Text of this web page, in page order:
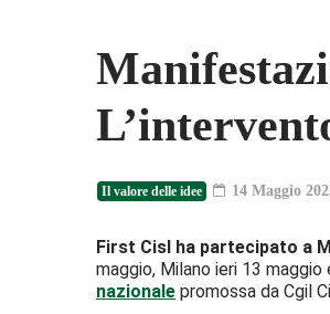
Il valore delle idee 14 Maggio
First Cisl ha partecipato a
maggio, Milano ieri 13
nazionale promossa da Cgil